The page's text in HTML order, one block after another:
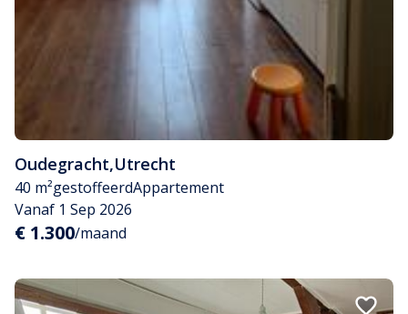
Oudegracht,Utrecht
40 m²gestoffeerdAppartement
Vanaf 1 Sep 2026
€ 1.300/maand